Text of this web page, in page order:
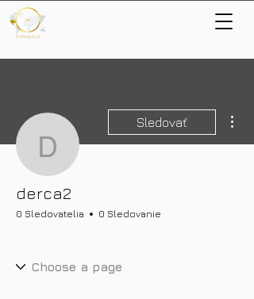
derca2
Sledovať
derca2
0 Sledovatelia 0 Sledovanie